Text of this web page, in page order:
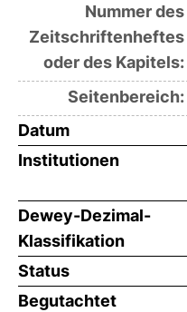
Nummer des
Zeitschriftenheftes
oder des Kapitels:
Seitenbereich:
Datum
Institutionen
Dewey-Dezimal-
Klassifikation
Status
Begutachtet